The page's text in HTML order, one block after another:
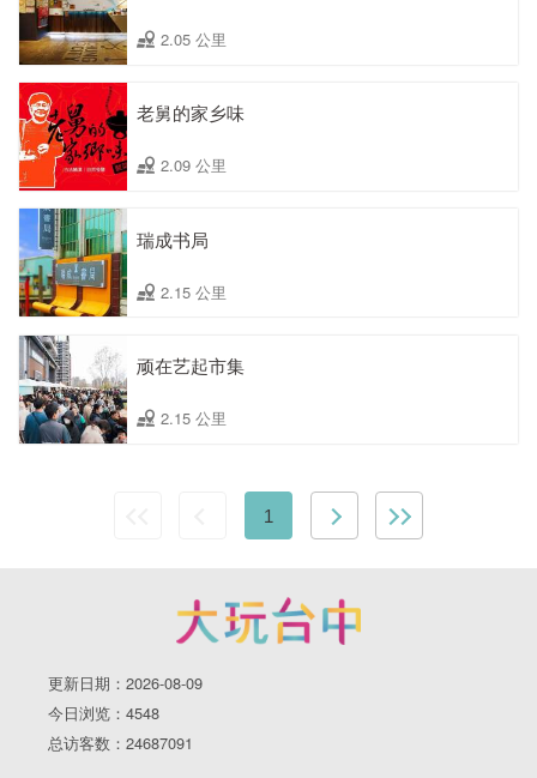
2.05 公里
老舅的家乡味
2.09 公里
瑞成书局
2.15 公里
顽在艺起市集
2.15 公里
1
更新日期：2026-08-09
今日浏览：4548
总访客数：24687091